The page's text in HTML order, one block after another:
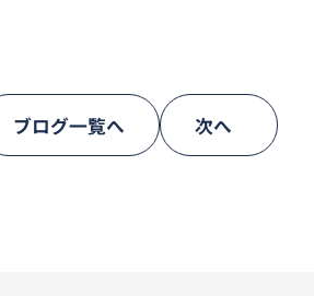
ブログ一覧へ 次へ